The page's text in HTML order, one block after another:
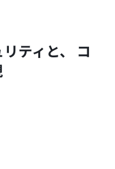
ティと、 コ